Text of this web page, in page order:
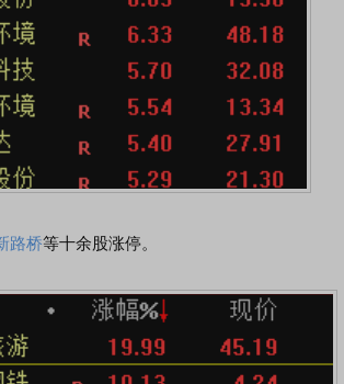
路桥等十余股涨停。